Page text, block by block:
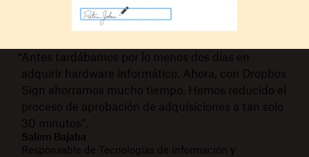
“Antes tardábamos por lo menos dos días en
adquirir hardware informático. Ahora, con Dropbox
Sign ahorramos mucho tiempo. Hemos reducido el
proceso de aprobación de adquisiciones a tan solo
30 minutos”.
Salem Bajaba
Responsable de Tecnologías de Información y